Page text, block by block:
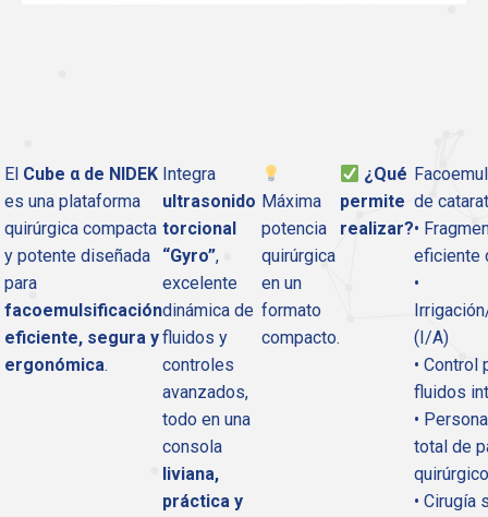
El Cube α de NIDEK
es una plataforma
quirúrgica compacta
y potente diseñada
para
facoemulsificación
eficiente, segura y
ergonómica.
Integra
ultrasonido
torcional
“Gyro”,
excelente
dinámica de
fluidos y
controles
avanzados,
todo en una
consola
liviana,
práctica y
Máxima
potencia
quirúrgica
en un
formato
compacto.
¿Qué
permite
realizar?
de
•
eficiente
•
(I/A)
• Control
fluidos
•
total de
• Cirugía